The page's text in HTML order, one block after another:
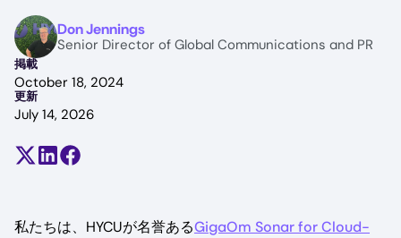
ImageDon Jennings
Senior Director of Global Communications and PR
掲載
October 18, 2024
更新
July 14, 2026
Share on X (formerly Twitter)
Share on LinkedIn
Share on Facebook
私たちは、HYCUが名誉あるGigaOm Sonar for Cloud-